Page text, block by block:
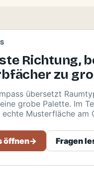
Richtung,
zu
übersetzt
grobe Palette. Im
echte Musterfläche am
öffnen-> Fragen